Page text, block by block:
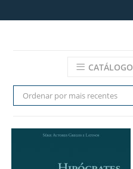
CATÁLOGO
Ordenar por mais recentes